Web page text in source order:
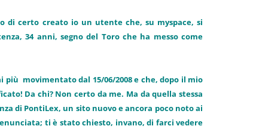
di certo creato io un utente che, su myspace, si
34 anni, segno del Toro che ha messo come
movimentato dal 15/06/2008 e che, dopo il mio
Da chi? Non certo da me. Ma da quella stessa
di PontiLex, un sito nuovo e ancora poco noto ai
ti è stato chiesto, invano, di farci vedere